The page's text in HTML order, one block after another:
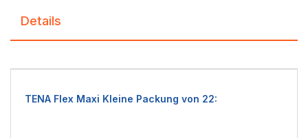
Details
TENA Flex Maxi Kleine Packung von 22: